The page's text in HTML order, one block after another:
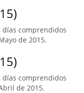
días comprendidos
de 2015.
días comprendidos
de 2015.